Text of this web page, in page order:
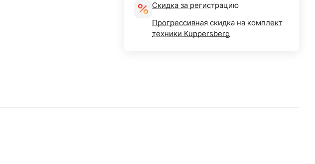
Скидка за регистрацию
Прогрессивная скидка на комплект
техники Kuppersberg